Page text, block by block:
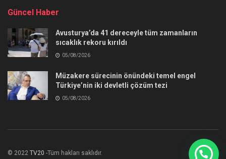
Güncel Haber
Avusturya’da 41 dereceyle tüm zamanların
sıcaklık rekoru kırıldı
05/08/2026
Müzakere sürecinin önündeki temel engel
Türkiye’nin iki devletli çözüm tezi
05/08/2026
© 2022 TV20 -Tüm hakları saklıdır.